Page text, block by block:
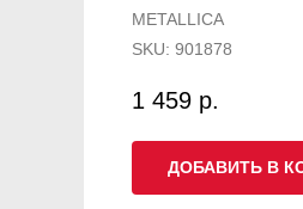
METALLICA
SKU: 901878
1 459 р.
ДОБАВИТЬ В